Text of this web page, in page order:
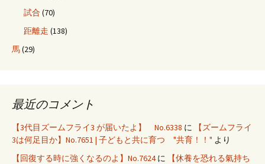
試合 (70)
距離走 (138)
馬(29)
最近のコメント
【3代目ズームフライ3 が届いたよ】 No.6338 に
【ズームフライ
3は何足目か】No.7651 | 子どもと共に育つ "共育！！" より
【回復する時に強くなるのよ】No.7624に
【休養を恐れる氣持ち